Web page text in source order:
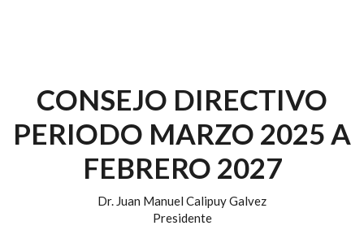
CONSEJO DIRECTIVO
PERIODO MARZO 2025 A
FEBRERO 2027
Dr. Juan Manuel Calipuy Galvez
Presidente